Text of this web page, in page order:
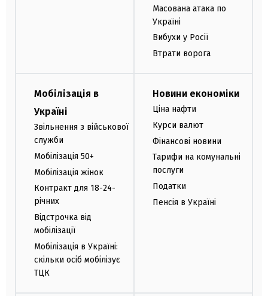
Масована атака по
Україні
Вибухи у Росії
Втрати ворога
Мобілізація в
Україні
Звільнення з військової
служби
Мобілізація 50+
Мобілізація жінок
Контракт для 18-24-
річних
Відстрочка від
мобілізації
Мобілізація в Україні:
скільки осіб мобілізує
ТЦК
Новини економіки
Ціна нафти
Курси валют
Фінансові новини
Тарифи на комунальні
послуги
Податки
Пенсія в Україні